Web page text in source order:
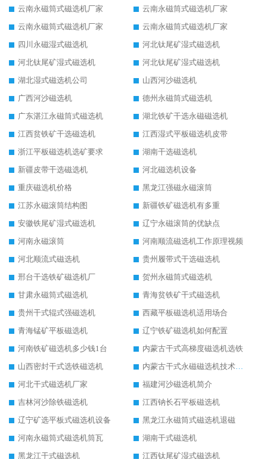
云南永磁筒式磁选机厂家
云南永磁筒式磁选机厂家
云南永磁筒式磁选机厂家
云南永磁筒式磁选机厂家
四川永磁湿式磁选机
河北钛尾矿湿式磁选机
河北钛尾矿湿式磁选机
河北钛尾矿湿式磁选机
湖北湿式磁选机公司
山西河沙磁选机
广西河沙磁选机
德州永磁筒式磁选机
广东湛江永磁筒式磁选机
湖北铁矿干选永磁磁选机
江西贫铁矿干选磁选机
江西湿式平板磁选机皮带
浙江平板磁选机选矿要求
湖南干选磁选机
新疆皮带干选磁选机
河北磁选机设备
重庆磁选机价格
黑龙江强磁永磁滚筒
江苏永磁滚筒结构图
新疆铁矿磁选机有多重
安徽铁尾矿湿式磁选机
辽宁永磁滚筒的优缺点
河南永磁滚筒
河南顺流磁选机工作原理视频
河北顺流式磁选机
贵州履带式干选磁选机
邢台干选铁矿磁选机厂
贺州永磁筒式磁选机
甘肃永磁筒式磁选机
青海贫铁矿干式磁选机
贵州干式辊式强磁选机
西藏平板磁选机适用场合
青海锰矿平板磁选机
辽宁铁矿磁选机如何配置
河南铁矿磁选机多少钱1台
内蒙古干式高梯度磁选机选铁
山西密封干式选铁磁选机
内蒙古干式永磁磁选机技术要求
河北干式磁选机厂家
福建河沙磁选机简介
吉林河沙除铁磁选机
江西钠长石平板磁选机
辽宁矿选平板式磁选机设备
黑龙江永磁筒式磁选机退磁
河南永磁筒式磁选机筒瓦
湖南干式磁选机
黑龙江干式磁选机
江西钛尾矿湿式磁选机